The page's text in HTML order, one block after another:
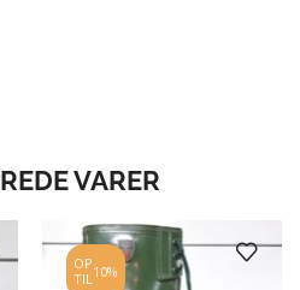
VARER
OP
TIL10%